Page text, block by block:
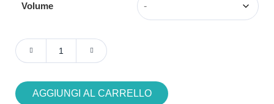
Volume
AGGIUNGI AL CARRELLO